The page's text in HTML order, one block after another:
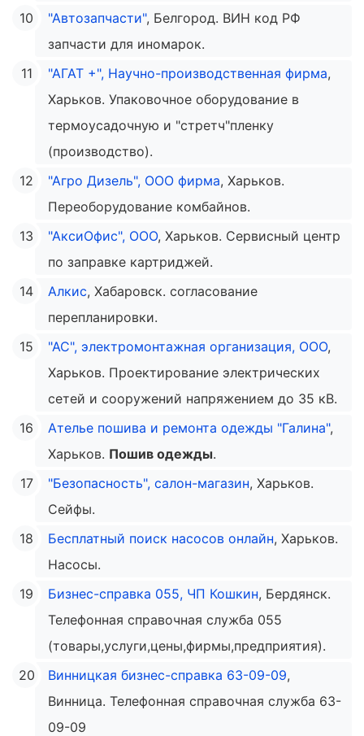
"Автозапчасти", Белгород. ВИН код РФ
запчасти для иномарок.
"АГАТ +", Научно-производственная фирма,
Харьков. Упаковочное оборудование в
термоусадочную и "стретч"пленку
(производство).
"Агро Дизель", ООО фирма, Харьков.
Переоборудование комбайнов.
"АксиОфис", ООО, Харьков. Сервисный центр
по заправке картриджей.
Алкис, Хабаровск. согласование
перепланировки.
"АС", электромонтажная организация, ООО,
Харьков. Проектирование электрических
сетей и сооружений напряжением до 35 кВ.
Ателье пошива и ремонта одежды "Галина",
Харьков. Пошив одежды.
"Безопасность", салон-магазин, Харьков.
Сейфы.
Бесплатный поиск насосов онлайн, Харьков.
Насосы.
Бизнес-справка 055, ЧП Кошкин, Бердянск.
Телефонная справочная служба 055
(товары,услуги,цены,фирмы,предприятия).
Винницкая бизнес-справка 63-09-09,
Винница. Телефонная справочная служба 63-
09-09